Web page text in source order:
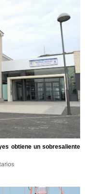
obtiene un sobresaliente